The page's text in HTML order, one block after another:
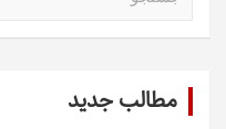
مطالب جدید